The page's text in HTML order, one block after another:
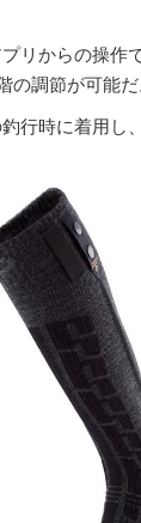
リからの操作
の調節が可能だ
行時に着用し